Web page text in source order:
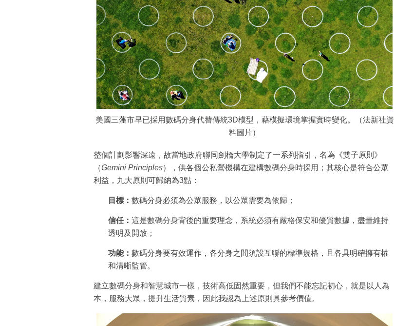
美國三藩市早已採用數碼分身代替傳統3D模型，藉模擬環境掌握實時變化。（法新社資
料圖片）
整個計劃影響深遠，故當地政府聯同劍橋大學制定了一系列指引，名為《雙子原則》
（Gemini Principles），供各個公私營機構在建構數碼分身時採用；其核心是符合公眾
利益，九大原則可歸納為3點：
目標： 數碼分身必須為公眾服務，以公眾需要為依歸；
信任： 這是數碼分身背後的重要理念，系統必須有嚴格保安和優質數據，盡量維持
透明及開放；
功能： 數碼分身要有效運作，各分身之間須設互聯的標準規格，且各具明確擁有權
和清晰監管。
建立數碼分身和智慧城市一樣，技術高低固然重要，但我們不能忘記初心，就是以人為
本，服務大眾，提升生活質素，因此我認為上述原則具參考價值。